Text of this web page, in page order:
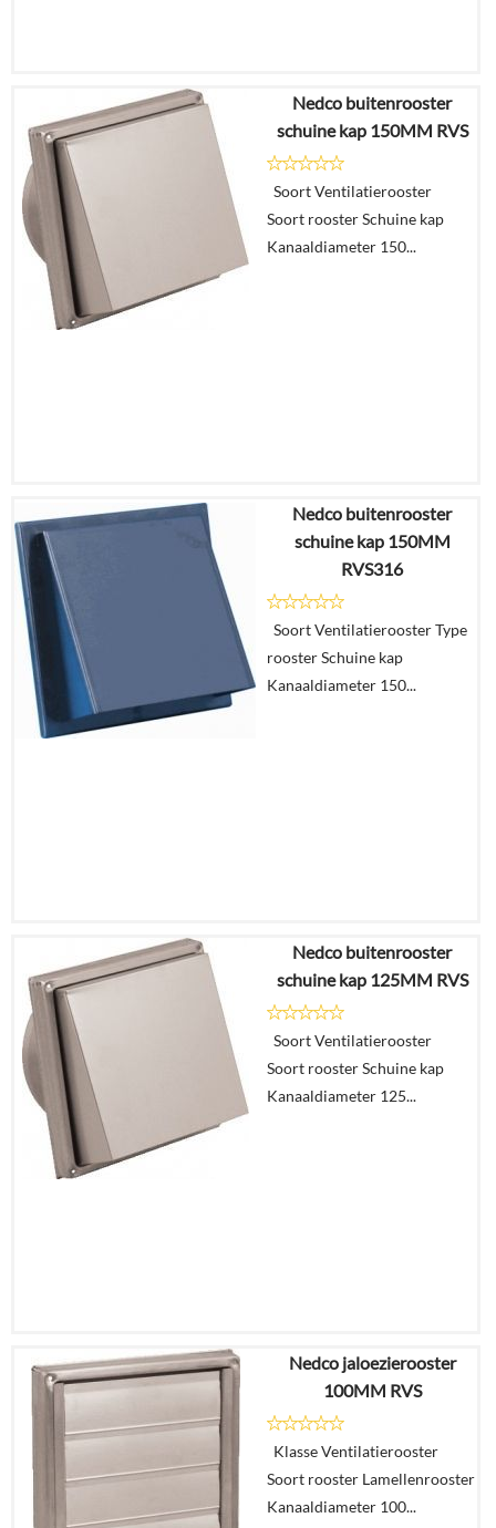
€108,25
€54,12
Details
Nedco buitenrooster
schuine kap 150MM RVS
Soort Ventilatierooster
Soort rooster Schuine kap
Kanaaldiameter 150...
€72,45
€40,57
winkelmand
Nedco buitenrooster
schuine kap 150MM
RVS316
Soort Ventilatierooster Type
rooster Schuine kap
Kanaaldiameter 150...
€220,67
€123,58
Details
Nedco buitenrooster
schuine kap 125MM RVS
Soort Ventilatierooster
Soort rooster Schuine kap
Kanaaldiameter 125...
€64,13
€35,91
Details
Nedco jaloezierooster
100MM RVS
Klasse Ventilatierooster
Soort rooster Lamellenrooster
Kanaaldiameter 100...